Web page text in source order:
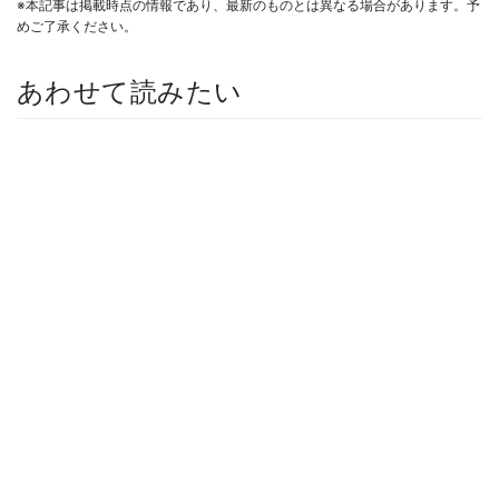
※本記事は掲載時点の情報であり、最新のものとは異なる場合があります。予
めご了承ください。
あわせて読みたい